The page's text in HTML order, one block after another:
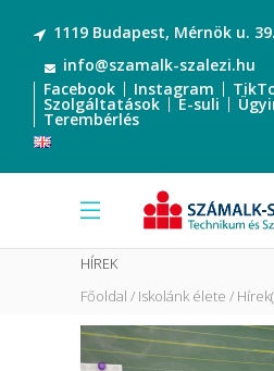
1119 Budapest, Mérnök u. 39.
info@szamalk-szalezi.hu
Facebook
Instagram
Szolgáltatások E-suli
Terembérlés
HÍREK
Főoldal Iskolánk élete Hírek